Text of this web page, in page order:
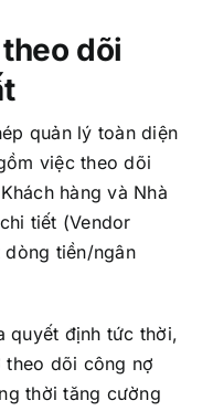
dõi
quản lý toàn diện
việc theo dõi
hàng và Nhà
tiết (Vendor
tiền/ngân
quyết định tức thời,
theo dõi công nợ
thời tăng cường